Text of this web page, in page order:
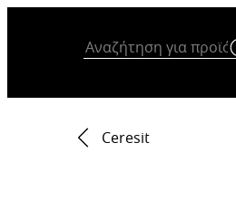
Ceresit